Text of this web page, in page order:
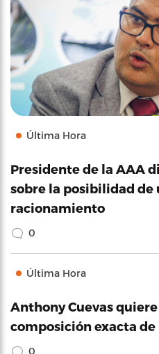
Última Hora
Presidente de la AAA
sobre la posibilidad de
racionamiento
0
Última Hora
Anthony Cuevas
composición exacta
0